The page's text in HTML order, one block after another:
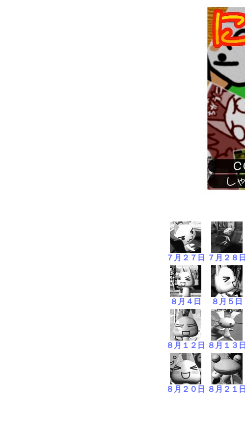
７月２７日 ７月２８日
８月４日 ８月５日
８月１２日 ８月１３日
８月２０日 ８月２１日